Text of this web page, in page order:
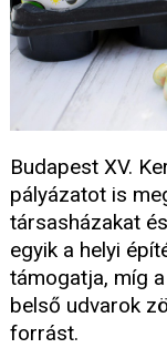
Budapest XV.
pályázatot is
társasházakat
egyik a helyi
támogatja, míg
belső udvarok
forrást.